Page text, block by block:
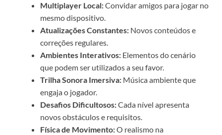
Multiplayer Local:Convidar amigos para jogar no
mesmo dispositivo.
Atualizações Constantes: Novos conteúdos e
correções regulares.
Ambientes Interativos: Elementos do cenário
que podem ser utilizados a seu favor.
Trilha Sonora Imersiva: Música ambiente que
engaja o jogador.
Desafios Dificultosos:Cada nível apresenta
novos obstáculos e requisitos.
Física de Movimento:O realismo na